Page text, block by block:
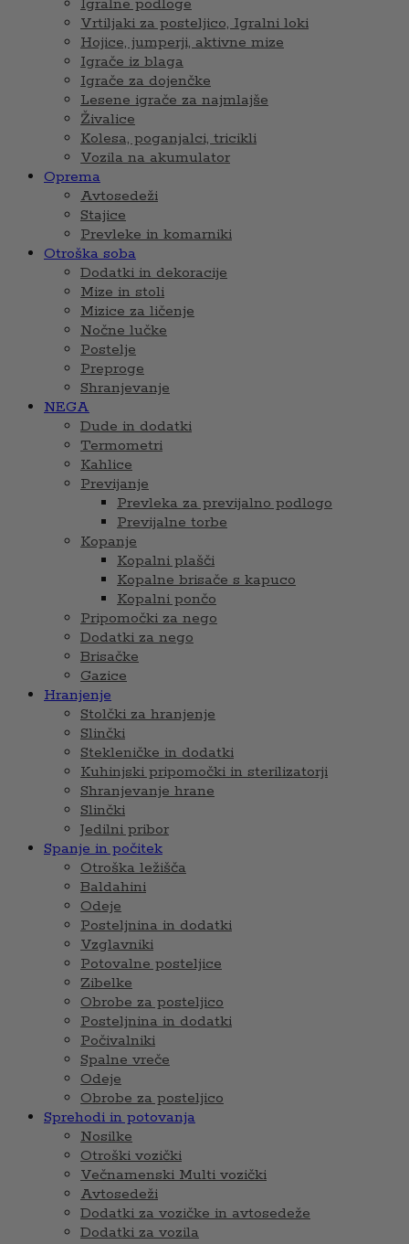
Igralne podloge
Vrtiljaki za posteljico, Igralni loki
Hojice, jumperji, aktivne mize
Igrače iz blaga
Igrače za dojenčke
Lesene igrače za najmlajše
Živalice
Kolesa, poganjalci, tricikli
Vozila na akumulator
Oprema
Avtosedeži
Stajice
Prevleke in komarniki
Otroška soba
Dodatki in dekoracije
Mize in stoli
Mizice za ličenje
Nočne lučke
Postelje
Preproge
Shranjevanje
NEGA
Dude in dodatki
Termometri
Kahlice
Previjanje
Prevleka za previjalno podlogo
Previjalne torbe
Kopanje
Kopalni plašči
Kopalne brisače s kapuco
Kopalni pončo
Pripomočki za nego
Dodatki za nego
Brisačke
Gazice
Hranjenje
Stolčki za hranjenje
Slinčki
Stekleničke in dodatki
Kuhinjski pripomočki in sterilizatorji
Shranjevanje hrane
Slinčki
Jedilni pribor
Spanje in počitek
Otroška ležišča
Baldahini
Odeje
Posteljnina in dodatki
Vzglavniki
Potovalne posteljice
Zibelke
Obrobe za posteljico
Posteljnina in dodatki
Počivalniki
Spalne vreče
Odeje
Obrobe za posteljico
Sprehodi in potovanja
Nosilke
Otroški vozički
Večnamenski Multi vozički
Avtosedeži
Dodatki za vozičke in avtosedeže
Dodatki za vozila